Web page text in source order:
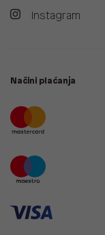
Instagram
Načini plaćanja